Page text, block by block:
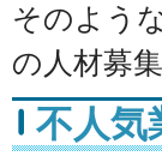
そのよう
の人材募
不人気